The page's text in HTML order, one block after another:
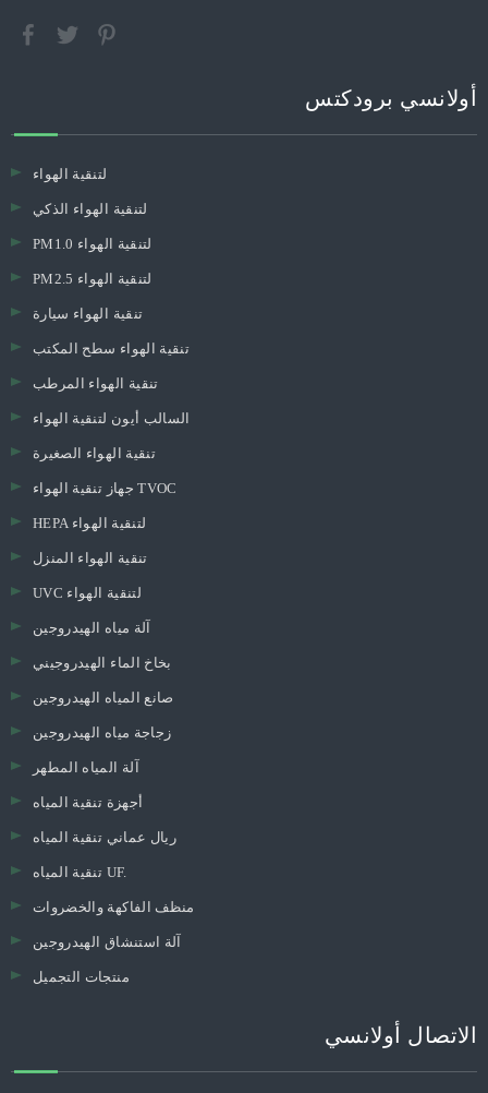
أولانسي برودكتس
لتنقية الهواء
لتنقية الهواء الذكي
PM1.0 لتنقية الهواء
PM2.5 لتنقية الهواء
تنقية الهواء سيارة
تنقية الهواء سطح المكتب
تنقية الهواء المرطب
السالب أيون لتنقية الهواء
تنقية الهواء الصغيرة
جهاز تنقية الهواء TVOC
HEPA لتنقية الهواء
تنقية الهواء المنزل
UVC لتنقية الهواء
آلة مياه الهيدروجين
بخاخ الماء الهيدروجيني
صانع المياه الهيدروجين
زجاجة مياه الهيدروجين
آلة المياه المطهر
أجهزة تنقية المياه
ريال عماني تنقية المياه
تنقية المياه UF.
منظف ​​الفاكهة والخضروات
آلة استنشاق الهيدروجين
منتجات التجميل
الاتصال أولانسي